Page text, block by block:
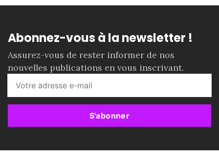
Abonnez-vous à la newsletter !
Assurez-vous de rester informer de nos
nouvelles publications en vous inscrivant.
S'abonner